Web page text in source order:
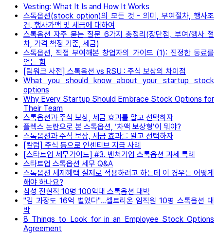
Vesting: What It Is and How It Works
스톡옵션(stock option)의 모든 것 - 의미, 부여절차, 행사조
건, 행사가액 및 세금에 대하여
스톡옵션 자주 묻는 질문 6가지 총정리(장단점, 부여/행사 절
차, 가격 책정 기준, 세금)
스톡옵션, 직접 부여해본 창업자의 가이드 (1): 진정한 동료를
얻는 힘
[팀워크 사전] 스톡옵션 vs RSU : 주식 보상의 차이점
What you should know about your startup stock
options
Why Every Startup Should Embrace Stock Options for
Their Team
스톡옵션과 주식 보상, 세금 효과를 알고 선택하자
플렉스 논란으로 본 스톡옵션, ‘차액 보상형’이 뭐야?
스톡옵션과 주식 보상, 세금 효과를 알고 선택하자
[칼럼] 주식 등으로 인센티브 지급 사례
[스타트업 세무가이드] #3. 벤처기업 스톡옵션 과세 특례
스타트업 스톡옵션 세무 Q&A
스톡옵션 세제혜택 실제로 적용하려고 하는데 이 경우는 어떻게
해야 하나요?
삼성 전현직 10명 100억대 스톡옵션 대박
"김 과장도 16억 벌었다"…셀트리온 임직원 10명 스톡옵션 대
박
8 Things to Look for in an Employee Stock Options
Agreement